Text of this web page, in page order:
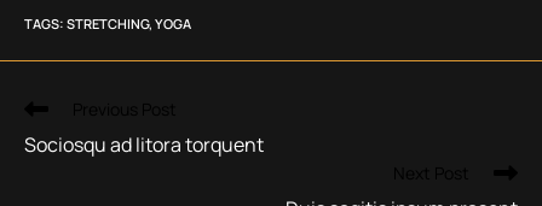
TAGS: STRETCHING, YOGA
articles
Sociosqu ad litora torquent